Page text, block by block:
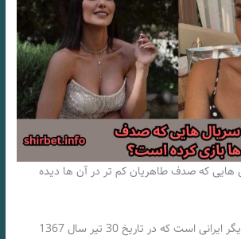
هایی که صدف طاهریان کم تر در آن ها دیده
صدف طاهریان یک بازیگر ایرانی است که در تاریخ 30 تیر سال 1367